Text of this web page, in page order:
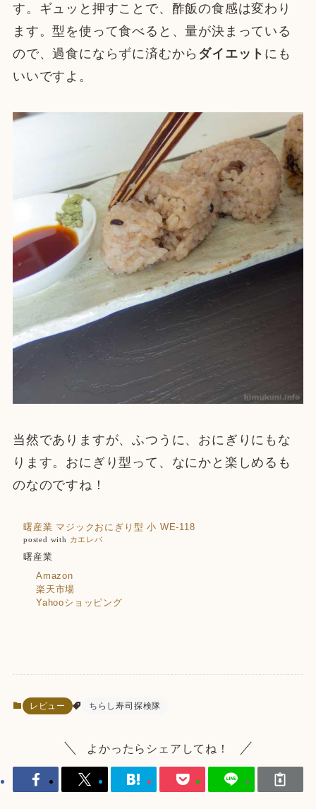
す。ギュッと押すことで、酢飯の食感は変わり
ます。型を使って食べると、量が決まっている
ので、過食にならずに済むから ダイエット にも
いいですよ。
当然でありますが、ふつうに、おにぎりにもな
ります。おにぎり型って、なにかと楽しめるも
のなのですね！
曙産業 マジックおにぎり型 小 WE-118
posted with カエレバ
曙産業
Amazon
楽天市場
Yahooショッピング
レビュー ちらし寿司探検隊
よかったらシェアしてね！